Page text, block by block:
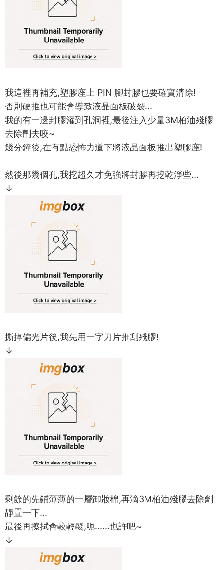
我這裡再補充,塑膠座上 PIN 腳封膠也要確實清除!
否則硬推也可能會導致液晶面板破裂...
我的有一邊封膠灌到孔洞裡,最後注入少量3M柏油殘膠
去除劑去咬~
幾分鐘後,在有點恐怖力道下將液晶面板推出塑膠座!
然後那幾個孔,我挖超久才免強將封膠再挖乾淨些...
↓
撕掉偏光片後,我先用一字刀片推刮殘膠!
↓
剩餘的先鋪薄薄的一層卸妝棉,再滴3M柏油殘膠去除劑
靜置一下...
最後再擦拭會較輕鬆,呃......也許吧~
↓